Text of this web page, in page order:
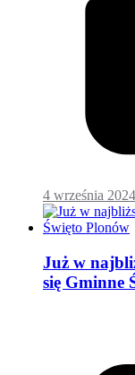
4 września 2024
Już w
się Gminne